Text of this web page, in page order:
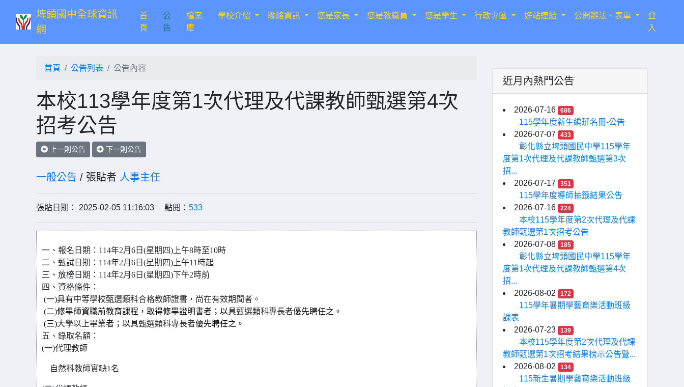
埤頭國中全球資訊
網
首
頁(current)
公
告
檔案
庫
學校介紹 聯絡資訊 您是家長 您是教職員 您是學生 行政專區 好站連結 公開辦法、表單
登
入
首頁 公告列表 公告內容
本校113學年度第1次代理及代課教師甄選第4次
招考公告
上一則公告 下一則公告
一般公告 / 張貼者 人事主任
張貼日期： 2025-02-05 11:16:03 點閱： 533
一、 報名日期：114年2月6 日(星期四) 上午8時至10時
二、 甄試日期：114年2月6 日(星期四) 上午11時起
三、 放榜日期：114年2月6 日(星期四)下午2時前
四、 資格條件：
(一)具有中等學校甄選類科合格教師證書，尚在有效期間者。
(二)修畢師資職前教育課程，取得修畢證明書者；以具甄選類科專長者優先聘任之。
(三)大學以上畢業者；以具甄選類科專長者優先聘任之。
五、錄取名額：
(一)代理教師
自然科教師實缺1名
近月內熱門公告
2026-07-16 686
115學年度新生編班名冊-公告
2026-07-07
433
彰化縣立埤頭國民中學115學年
度第1次代理及代課教師甄選第3次
招...
2026-07-17
351
115學年度導師抽籤結果公告
2026-07-16
224
本校115學年度第2次代理及代課
教師甄選第1次招考公告
2026-07-08
185
彰化縣立埤頭國民中學115學年
度第1次代理及代課教師甄選第4次
招...
2026-08-02
172
115學年暑期學藝育樂活動班級
課表
2026-07-23
139
本校115學年度第2次代理及代課
教師甄選第1次招考結果榜示公告暨...
2026-08-02
134
115新生暑期學藝育樂活動班級